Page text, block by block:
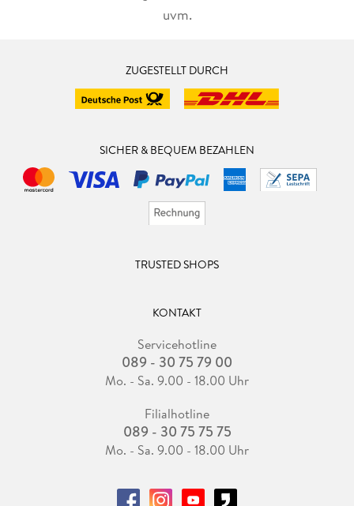
uvm.
ZUGESTELLT DURCH
SICHER & BEQUEM BEZAHLEN
TRUSTED SHOPS
KONTAKT
Servicehotline
089 - 30 75 79 00
Mo. - Sa. 9.00 - 18.00 Uhr
Filialhotline
089 - 30 75 75 75
Mo. - Sa. 9.00 - 18.00 Uhr